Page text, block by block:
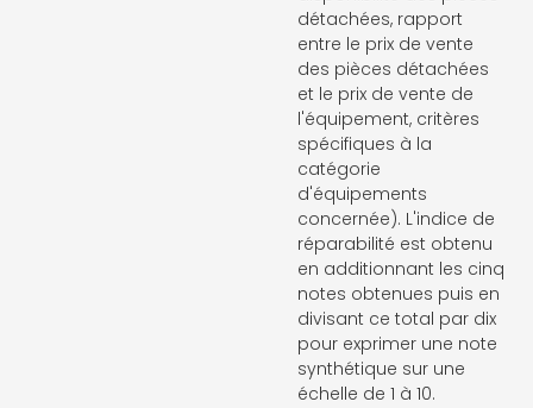
détachées, rapport
entre le prix de vente
des pièces détachées
et le prix de vente de
l'équipement, critères
spécifiques à la
catégorie
d'équipements
concernée). L'indice de
réparabilité est obtenu
en additionnant les cinq
notes obtenues puis en
divisant ce total par dix
pour exprimer une note
synthétique sur une
échelle de 1 à 10.